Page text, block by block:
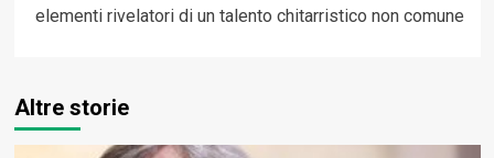
elementi rivelatori di un talento chitarristico non comune
Altre storie